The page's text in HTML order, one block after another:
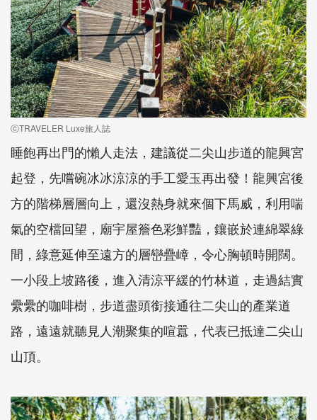
ⓒTRAVELER Luxe旅人誌
睡飽再出門的懶人走法，建議從二尖山步道的龍興宮
起登，先嚐碗冰冰涼涼的手工愛玉再出發！龍興宮後
方的階梯層層向上，還沒熱身就來個下馬威，利用喘
氣的空檔回望，廟宇屋簷色彩鮮豔，鑲嵌於連綿翠綠
間，綠意延伸至遠方的層巒疊嶂，令心胸頓時開闊。
一小段上坡路後，進入清涼平緩的竹林道，走過結實
纍纍的咖啡樹，步道盡頭銜接通往二尖山的產業道
路，遠遠就聽見人潮聚集的喧囂，代表已抵達二尖山
山頂。